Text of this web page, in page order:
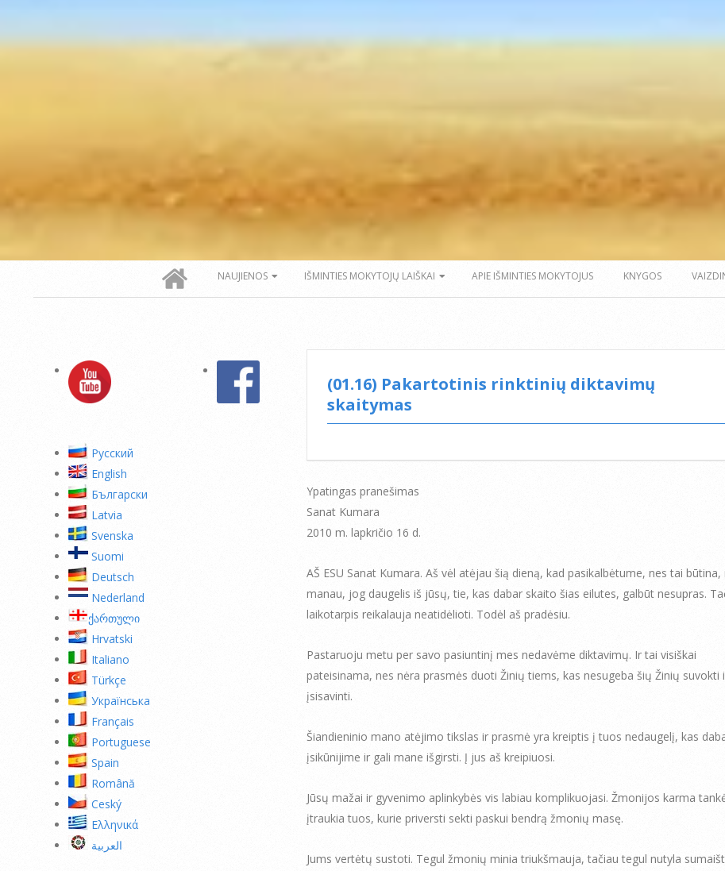
NAUJIENOS IŠMINTIES MOKYTOJŲ LAIŠKAI APIE IŠMINTIES MOKYTOJUS KNYGOS
(01.16) Pakartotinis rinktinių diktavimų
skaitymas
Ypatingas pranešimas
Sanat Kumara
2010 m. lapkričio 16 d.
AŠ ESU Sanat Kumara. Aš vėl atėjau šią dieną, kad pasikalbėtume, nes tai būtina,
manau, jog daugelis iš jūsų, tie, kas dabar skaito šias eilutes, galbūt nesupras.
laikotarpis reikalauja neatidėlioti. Todėl aš pradėsiu.
Pastaruoju metu per savo pasiuntinį mes nedavėme diktavimų. Ir tai visiškai
pateisinama, nes nėra prasmės duoti Žinių tiems, kas nesugeba šių Žinių suvokti
įsisavinti.
Šiandieninio mano atėjimo tikslas ir prasmė yra kreiptis į tuos nedaugelį, kas
įsikūnijime ir gali mane išgirsti. Į jus aš kreipiuosi.
Jūsų mažai ir gyvenimo aplinkybės vis labiau komplikuojasi. Žmonijos karma
įtraukia tuos, kurie priversti sekti paskui bendrą žmonių masę.
Jums vertėtų sustoti. Tegul žmonių minia triukšmauja, tačiau tegul nutyla
Pусский
English
Български
Latvia
Svenska
Suomi
Deutsch
Nederland
ქართული
Hrvatski
Italiano
Türkçe
Українська
Français
Portuguese
Spain
Română
Ceský
Ελληνικά
العربية